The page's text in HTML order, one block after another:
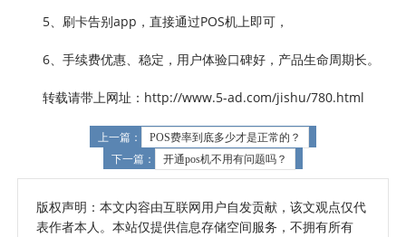
5、刷卡告别app，直接通过POS机上即可，
6、手续费优惠、稳定，用户体验口碑好，产品生命周期长。
转载请带上网址：http://www.5-ad.com/jishu/780.html
上一篇：
POS费率到底多少才是正常的？
下一篇：
开通pos机不用有问题吗？
版权声明：本文内容由互联网用户自发贡献，该文观点仅代
表作者本人。本站仅提供信息存储空间服务，不拥有所有